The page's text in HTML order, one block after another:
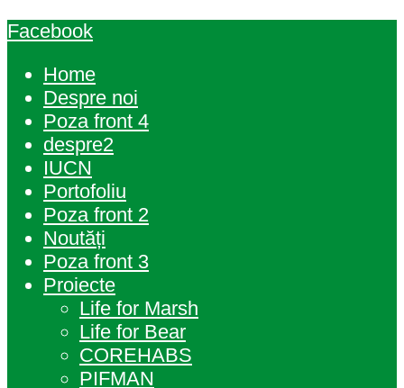
Facebook
Home
Despre noi
Poza front 4
despre2
IUCN
Portofoliu
Poza front 2
Noutăți
Poza front 3
Proiecte
Life for Marsh
Life for Bear
COREHABS
PIFMAN